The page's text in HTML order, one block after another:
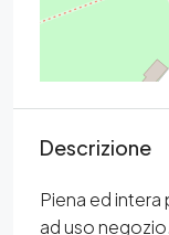
Descrizione
Piena ed intera
ad uso negozio.